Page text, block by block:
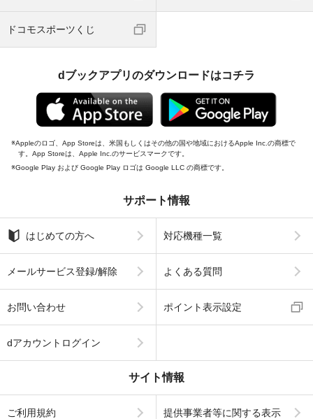
ドコモスポーツくじ
dブックアプリのダウンロードはコチラ
Appleのロゴ、App Storeは、米国もしくはその他の国や地域におけるApple Inc.の商標で
す。App Storeは、Apple Inc.のサービスマークです。
Google Play および Google Play ロゴは Google LLC の商標です。
サポート情報
はじめての方へ 対応機種一覧
メールサービス登録/解除 よくある質問
お問い合わせ ポイント表示設定
dアカウントログイン
サイト情報
ご利用規約 提供事業者等に関する表示